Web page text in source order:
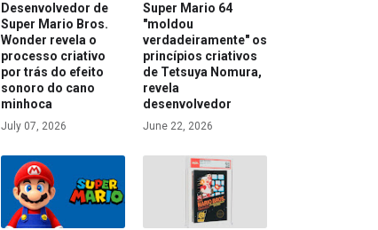
Desenvolvedor de
Super Mario Bros.
Wonder revela o
processo criativo
por trás do efeito
sonoro do cano
minhoca
July 07, 2026
Super Mario 64
"moldou
verdadeiramente" os
princípios criativos
de Tetsuya Nomura,
revela
desenvolvedor
June 22, 2026